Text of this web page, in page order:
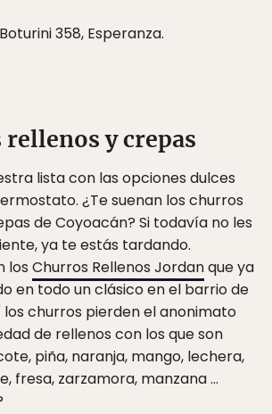
358, Esperanza.
rellenos y crepas
lista con las opciones dulces
¿Te suenan los churros
de Coyoacán? Si todavía no les
ya te estás tardando.
los Churros Rellenos Jordanque ya
en todo un clásico en el barrio de
los churros pierden el anonimato
de rellenos con los que son
piña, naranja, mango, lechera,
fresa, zarzamora, manzana …